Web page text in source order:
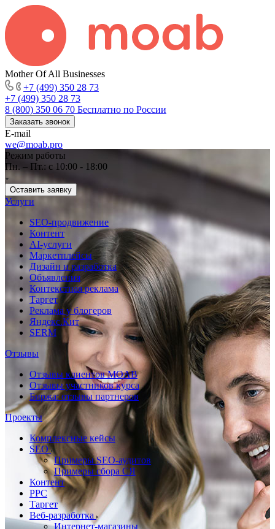
Mother Of All Businesses
+7 (499) 350 28 73
+7 (499) 350 28 73
8 (800) 350 06 70 Бесплатно по России
Заказать звонок
E-mail
we@moab.pro
Режим работы
Пн. – Пт.: с 10:00 - 18:00
Оставить заявку
Услуги
SEO-продвижение
Контент
AI-услуги
Маркетплейсы
Дизайн и разработка
Объявления
Контекстная реклама
Таргет
Реклама у блогеров
Яндекс.Кит
SERM
Отзывы
Отзывы клиентов MOAB
Отзывы участников курса
Биржа: отзывы партнеров
Проекты
Комплексные кейсы
SEO
Примеры SEO-аудитов
Примеры сбора СЯ
Контент
PPC
Таргет
Веб-разработка
Интернет-магазины